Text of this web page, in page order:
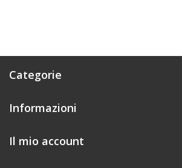
Categorie
Informazioni
Il mio account